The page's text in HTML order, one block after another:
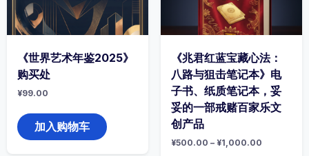
《世界艺术年鉴2025》
购买处
¥99.00
加入购物车
《兆君红蓝宝藏心法：
八路与狙击笔记本》电
子书、纸质笔记本，妥
妥的一部戒赌百家乐文
创产品
¥500.00 – ¥1,000.00